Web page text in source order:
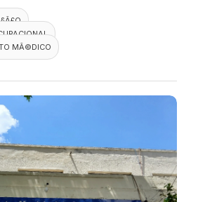
MÃ©DICO